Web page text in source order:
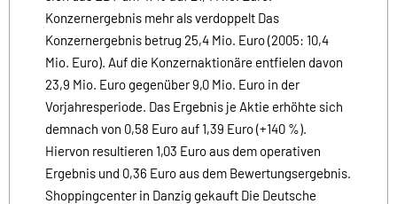
Konzernergebnis mehr als verdoppelt Das
Konzernergebnis betrug 25,4 Mio. Euro (2005: 10,4
Mio. Euro). Auf die Konzernaktionäre entfielen davon
23,9 Mio. Euro gegenüber 9,0 Mio. Euro in der
Vorjahresperiode. Das Ergebnis je Aktie erhöhte sich
demnach von 0,58 Euro auf 1,39 Euro (+140 %).
Hiervon resultieren 1,03 Euro aus dem operativen
Ergebnis und 0,36 Euro aus dem Bewertungsergebnis.
Shoppingcenter in Danzig gekauft Die Deutsche